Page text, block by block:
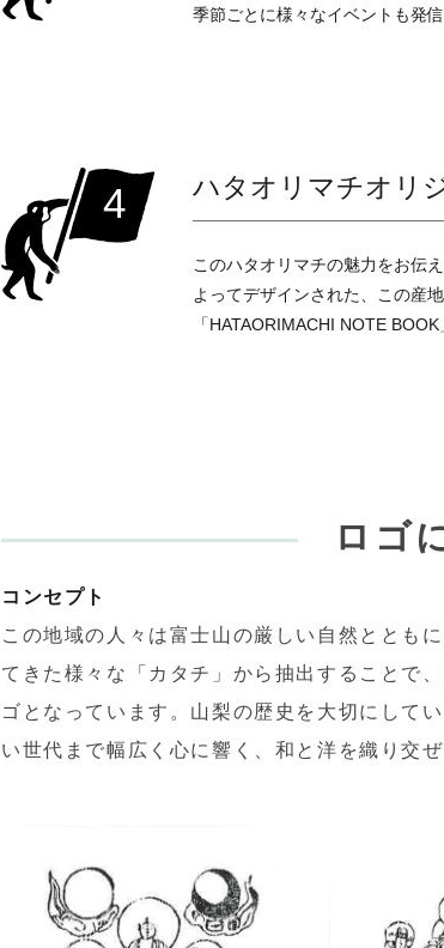
季節ごとに様々なイベントも発信
4 ハタオリマチオリ
このハタオリマチの魅力をお伝
よってデザインされた、この産
「HATAORIMACHI NOTE
ロゴ
コンセプト
この地域の人々は富士山の厳しい自然ととも
てきた様々な「カタチ」から抽出することで
ゴとなっています。山梨の歴史を大切にして
い世代まで幅広く心に響く、和と洋を織り交ぜ